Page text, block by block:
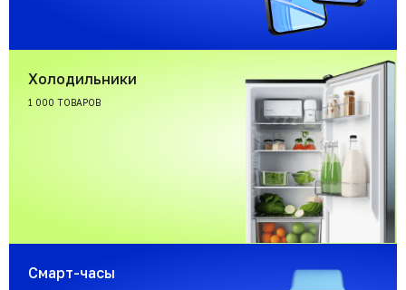
Холодильники
1 000 ТОВАРОВ
Смарт-часы